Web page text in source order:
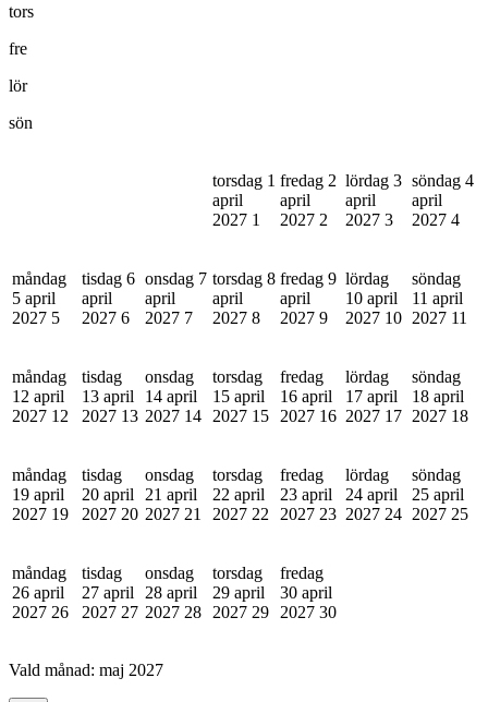
tors
fre
lör
sön
torsdag 1
april
2027 1
fredag 2
april
2027 2
lördag 3
april
2027 3
söndag 4
april
2027 4
måndag
5 april
2027 5
tisdag 6
april
2027 6
onsdag 7
april
2027 7
torsdag 8
april
2027 8
fredag 9
april
2027 9
lördag
10 april
2027 10
söndag
11 april
2027 11
måndag
12 april
2027 12
tisdag
13 april
2027 13
onsdag
14 april
2027 14
torsdag
15 april
2027 15
fredag
16 april
2027 16
lördag
17 april
2027 17
söndag
18 april
2027 18
måndag
19 april
2027 19
tisdag
20 april
2027 20
onsdag
21 april
2027 21
torsdag
22 april
2027 22
fredag
23 april
2027 23
lördag
24 april
2027 24
söndag
25 april
2027 25
måndag
26 april
2027 26
tisdag
27 april
2027 27
onsdag
28 april
2027 28
torsdag
29 april
2027 29
fredag
30 april
2027 30
Vald månad: maj 2027